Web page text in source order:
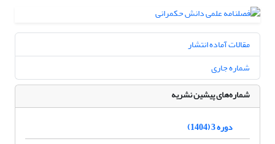
مقالات آماده انتشار
شماره جاری
شماره‌های پیشین نشریه
دوره 3 (1404)